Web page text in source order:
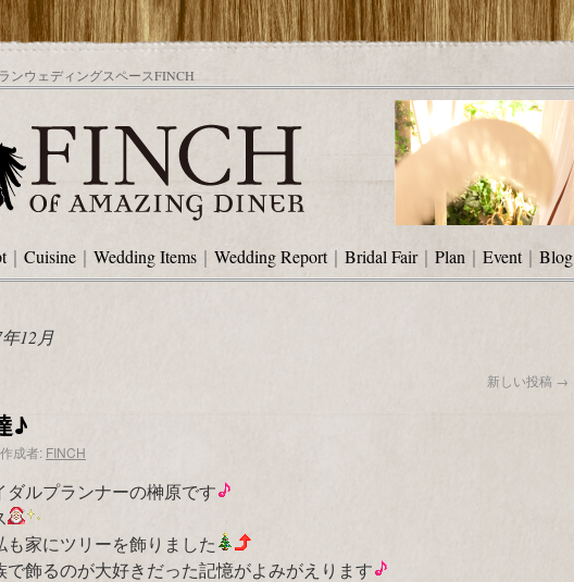
ンウェディングスペースFINCH
｜ Cuisine ｜ Wedding Items ｜ Wedding Report｜ Bridal Fair｜ Plan ｜ Event｜ Blog
12月
新しい投稿 →
♪
作成者: FINCH
ダルプランナーの榊原です
家にツリーを飾りました
飾るのが大好きだった記憶がよみがえります